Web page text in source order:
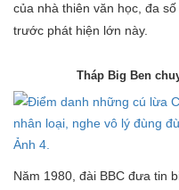
của nhà thiên văn học, đa
trước phát hiện lớn này.
Tháp Big Ben
Năm 1980, đài BBC đưa tin